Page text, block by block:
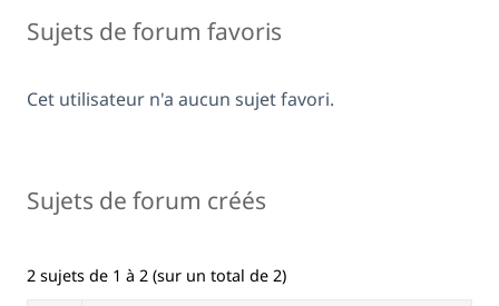
Sujets de forum favoris
Cet utilisateur n'a aucun sujet favori.
Sujets de forum créés
2 sujets de 1 à 2 (sur un total de 2)